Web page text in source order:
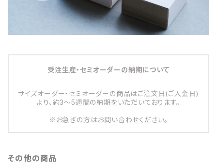
受注生産・セミオーダーの納期について
サイズオーダー・セミオーダーの商品はご注文日(ご入金日)
より、約3～5週間の納期をいただいております。
※お急ぎの方はお問い合わせください。
その他の商品